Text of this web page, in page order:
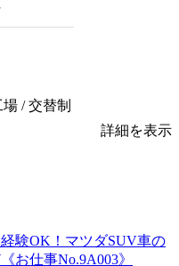
/ 交替制
詳細を表示